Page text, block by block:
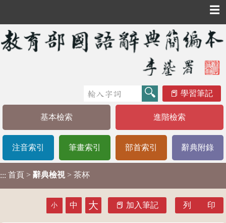
☰
學習筆記
基本檢索 進階檢索
注音索引 筆畫索引 部首索引 辭典附錄
::: 首頁 > 辭典檢視 > 茶杯
小 中 大 加入筆記 列 印